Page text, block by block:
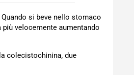
si beve nello stomaco
velocemente aumentando
colecistochinina, due